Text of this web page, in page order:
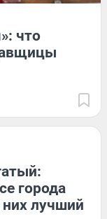
что
города
лучший